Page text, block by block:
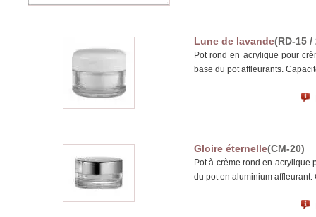
Lune de lavande(RD-15 /
Pot rond en acrylique pour
base du pot affleurants.
Gloire éternelle(CM-20)
Pot à crème rond en acrylique
du pot en aluminium affleurant.